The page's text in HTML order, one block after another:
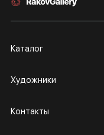
Каталог
Художники
Контакты